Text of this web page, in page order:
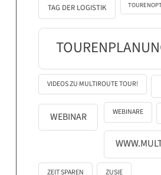
TAG DER LOGISTIK
VIDEOS ZU MULTIROUTE TOUR!
WEBINAR WEBINARE
ZEIT SPAREN ZUSIE